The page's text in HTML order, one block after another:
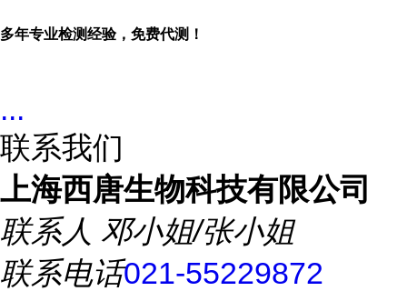
多年专业检测经验，免费代测！
...
联系我们
上海西唐生物科技有限公司
联系人 邓小姐/张小姐
联系电话021-55229872